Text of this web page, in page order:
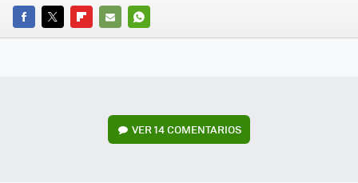
FACEBOOK
TWITTERFLIPBOARD
E-
WHATSAPP
VER14 COMENTARIOS